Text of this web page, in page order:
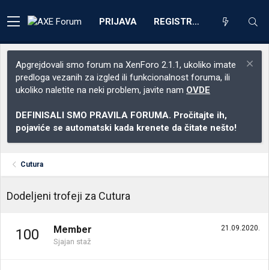
PRIJAVA REGISTRACIJA
Apgrejdovali smo forum na XenForo 2.1.1, ukoliko imate
predloga vezanih za izgled ili funkcionalnost foruma, ili
ukoliko naletite na neki problem, javite nam OVDE
DEFINISALI SMO PRAVILA FORUMA. Pročitajte ih,
pojaviće se automatski kada krenete da čitate nešto!
Cutura
Dodeljeni trofeji za Cutura
100 21.09.2020.
Member
Sjajan staž